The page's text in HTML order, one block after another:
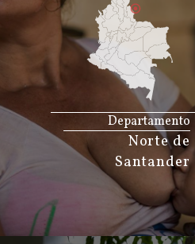
Departamento
Norte de
Santander